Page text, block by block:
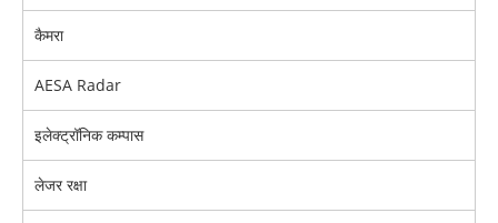
कैमरा
AESA Radar
इलेक्ट्रॉनिक कम्पास
लेजर रक्षा